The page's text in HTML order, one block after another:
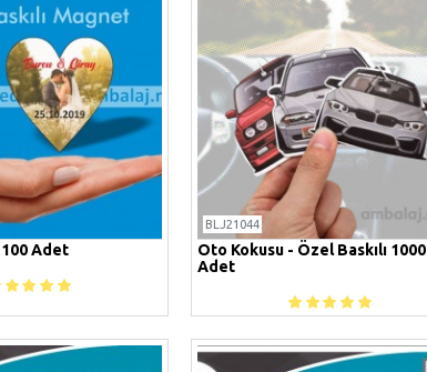
Adet
BLJ21044
Oto Kokusu - Özel Baskılı 1000
Adet